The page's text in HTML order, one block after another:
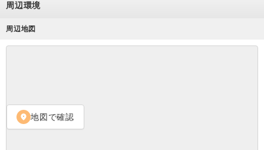
周辺環境
周辺地図
location_on 地図で確認